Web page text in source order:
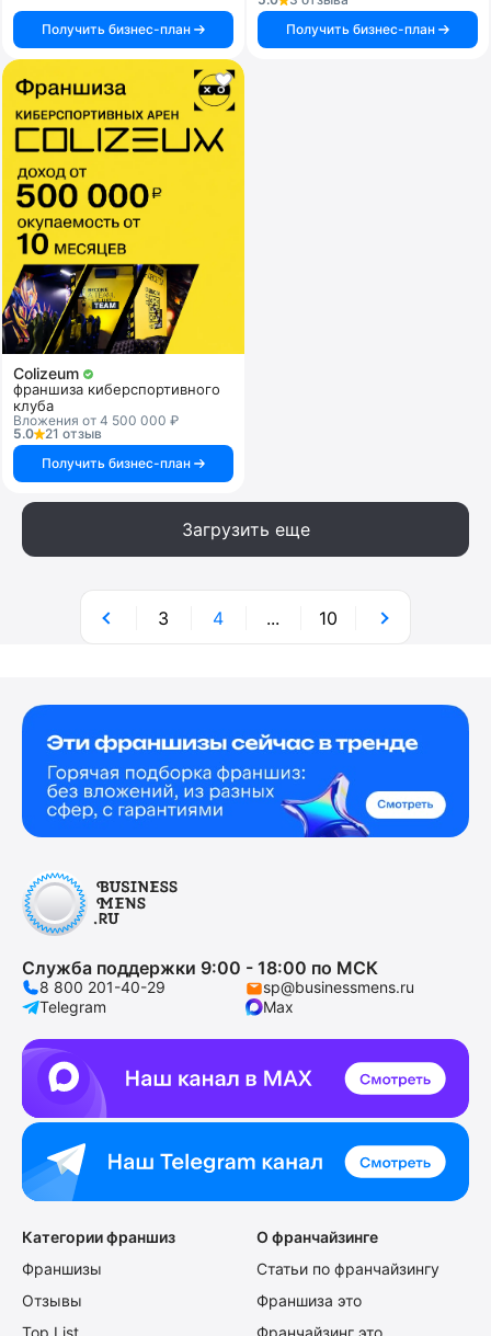
Получить бизнес-план
Получить бизнес-план
Colizeum
франшиза киберспортивного
клуба
Вложения от 4 500 000 ₽
5.0
21 отзыв
Получить бизнес-план
Загрузить еще
3 4 ... 10
Служба поддержки 9:00 - 18:00 по МСК
8 800 201-40-29
sp@businessmens.ru
Telegram
Max
Категории франшиз
Франшизы
Отзывы
Top List
О франчайзинге
Статьи по франчайзингу
Франшиза это
Франчайзинг это